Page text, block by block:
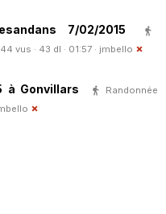
7/02/2015
vus · 43 dl · 01:57 · jmbello
à Gonvillars
Randonnée